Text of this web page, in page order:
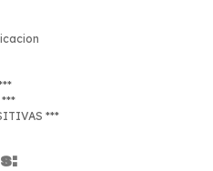
***
***